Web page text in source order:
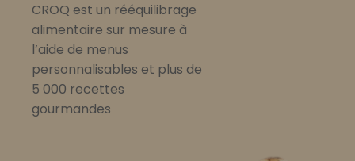
CROQ est un rééquilibrage
alimentaire sur mesure à
l’aide de menus
personnalisables et plus de
5 000 recettes
gourmandes